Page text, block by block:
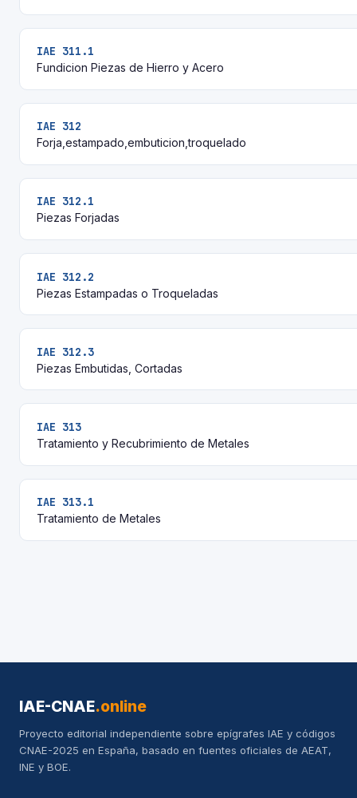
IAE 311.1
Fundicion Piezas de Hierro y Acero
IAE 312
Forja,estampado,embuticion,troquelado
IAE 312.1
Piezas Forjadas
IAE 312.2
Piezas Estampadas o Troqueladas
IAE 312.3
Piezas Embutidas, Cortadas
IAE 313
Tratamiento y Recubrimiento de Metales
IAE 313.1
Tratamiento de Metales
IAE-CNAE.online
Proyecto editorial independiente sobre epígrafes IAE y códigos
CNAE-2025 en España, basado en fuentes oficiales de AEAT,
INE y BOE.